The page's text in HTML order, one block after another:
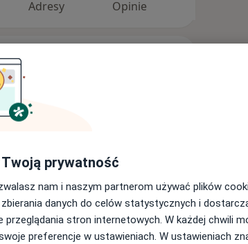
Adresy Opinie
Umów
Twoją prywatność
nam i naszym partnerom używać plików
danych do celów statystycznych i
przeglądania stron internetowych. W każdej chwili
preferencje w ustawieniach. W ustawieniach